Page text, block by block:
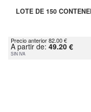
LOTE DE 150
Precio anterior 82.00 €
A partir de: 49.20 €
SIN IVA